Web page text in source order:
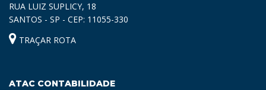
RUA LUIZ SUPLICY, 18
SANTOS - SP - CEP: 11055-330
TRAÇAR ROTA
ATAC CONTABILIDADE